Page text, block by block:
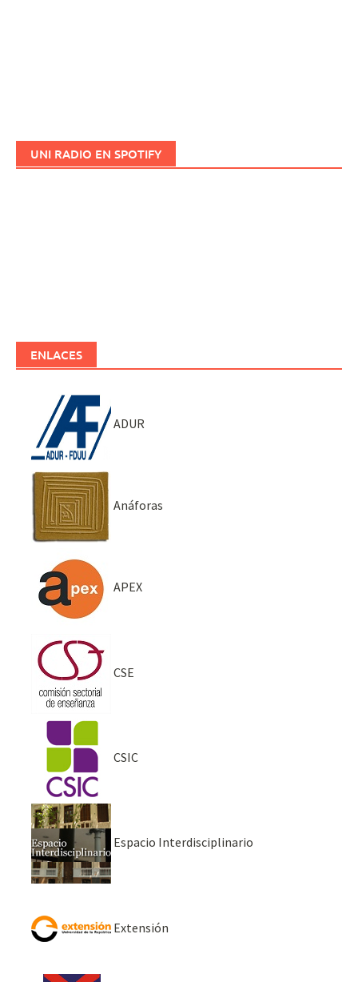
UNI RADIO EN SPOTIFY
ENLACES
ADUR
Anáforas
APEX
CSE
CSIC
Espacio Interdisciplinario
Extensión